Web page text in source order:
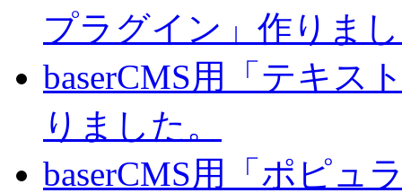
プラグイン」作りま
baserCMS用「テキス
りました。
baserCMS用「ポピュ